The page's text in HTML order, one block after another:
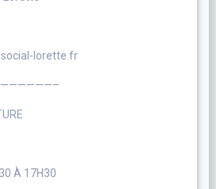
lorette.fr
À 17H30